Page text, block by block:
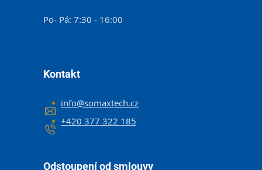
Po- Pá: 7:30 - 16:00
Kontakt
info@somaxtech.cz
+420 377 322 185
Odstoupení od smlouvy